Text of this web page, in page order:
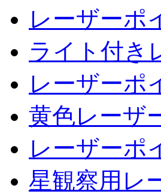
レーザーポ
ライト付き
レーザーポ
黄色レーザ
レーザーポ
星観察用レ